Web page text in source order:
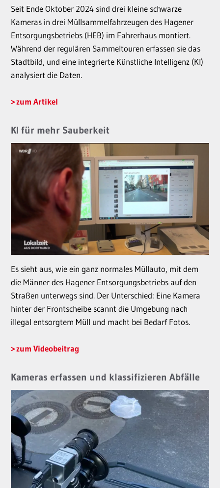
Seit Ende Oktober 2024 sind drei kleine schwarze
Kameras in drei Müllsammelfahrzeugen des Hagener
Entsorgungsbetriebs (HEB) im Fahrerhaus montiert.
Während der regulären Sammeltouren erfassen sie das
Stadtbild, und eine integrierte Künstliche Intelligenz (KI)
analysiert die Daten.
zum Artikel
KI für mehr Sauberkeit
Es sieht aus, wie ein ganz normales Müllauto, mit dem
die Männer des Hagener Entsorgungsbetriebs auf den
Straßen unterwegs sind. Der Unterschied: Eine Kamera
hinter der Frontscheibe scannt die Umgebung nach
illegal entsorgtem Müll und macht bei Bedarf Fotos.
zum Videobeitrag
Kameras erfassen und klassifizieren Abfälle